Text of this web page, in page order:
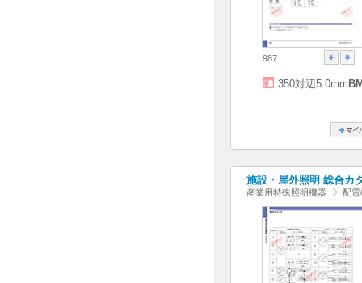
987
350対辺5.0mm
施設・屋外照明 総合カ
産業用特殊照明機器 配電